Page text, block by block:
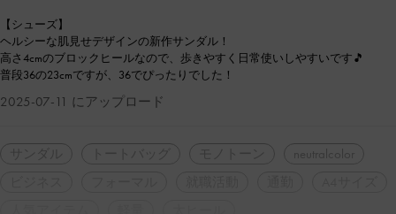
【シューズ】
ヘルシーな肌見せデザインの新作サンダル！
高さ4cmのブロックヒールなので、歩きやすく日常使いしやすいです🎵
普段36の23cmですが、36でぴったりでした！
2025-07-11 にアップロード
neutralcolor